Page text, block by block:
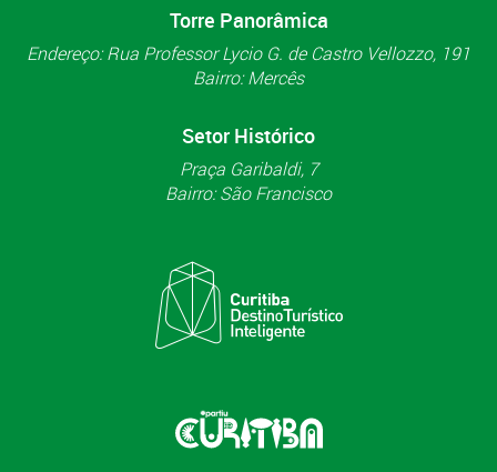
Torre Panorâmica
Endereço: Rua Professor Lycio G. de Castro Vellozzo, 191
Bairro: Mercês
Setor Histórico
Praça Garibaldi, 7
Bairro: São Francisco